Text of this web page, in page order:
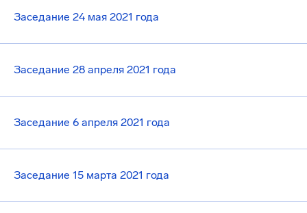
Заседание 24 мая 2021 года
Заседание 28 апреля 2021 года
Заседание 6 апреля 2021 года
Заседание 15 марта 2021 года